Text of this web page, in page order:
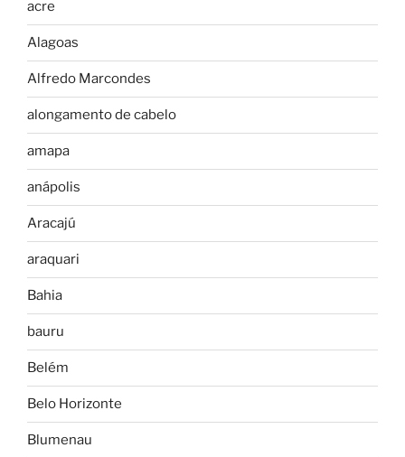
acre
Alagoas
Alfredo Marcondes
alongamento de cabelo
amapa
anápolis
Aracajú
araquari
Bahia
bauru
Belém
Belo Horizonte
Blumenau